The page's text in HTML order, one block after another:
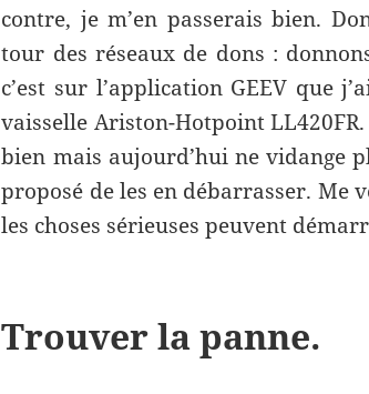
contre, je m’en passerais bien.
tour des réseaux de dons :
c’est sur l’application GEEV que
vaisselle Ariston-Hotpoint
bien mais aujourd’hui ne vidange
proposé de les en débarrasser. Me
les choses sérieuses peuvent
Trouver la panne.